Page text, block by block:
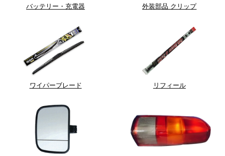
バッテリー・充電器 外装部品 クリップ
ワイパーブレード リフィール